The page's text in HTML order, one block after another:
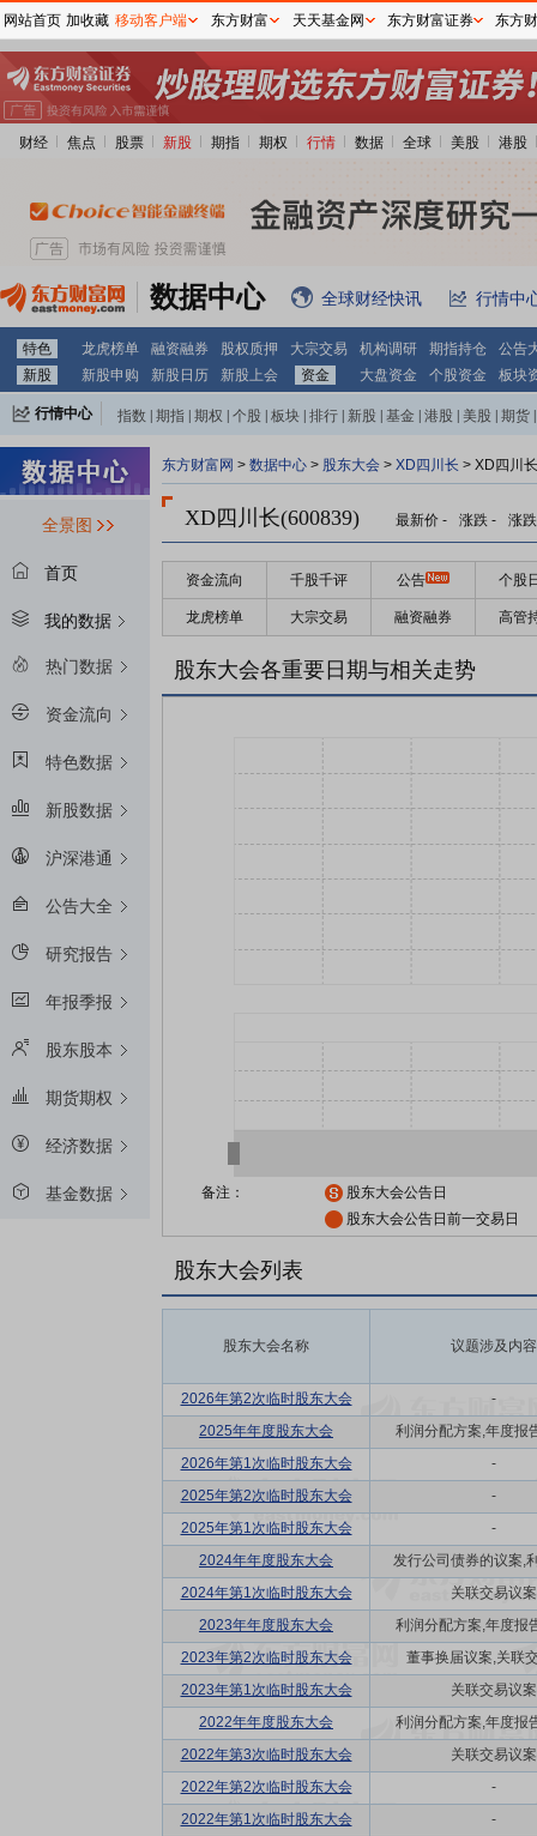
财经 焦点 股票 新股 期指 期权 行情 数据 全球 美股 港股
数据中心 全球财经快讯 行情中
特色 龙虎榜单 融资融券 股权质押 大宗交易 机构调研 期指持仓
公告
新股
新股申购 新股日历 新股上会 资金 大盘资金 个股资金 板块
行情中心 指数 期指 期权 个股 板块 排行 新股 基金 港股 美股 期货
全景图
首页
我的数据
热门数据
资金流向
特色数据
新股数据
沪深港通
公告大全
研究报告
年报季报
股东股本
期货期权
经济数据
基金数据
东方财富网 > 数据中心 > 股东大会 > XD四川长 > XD四川
XD四川长(600839) 最新价 - 涨跌 - 涨
资金流向 千股千评 公告 个股
龙虎榜单 大宗交易 融资融券 高管
股东大会各重要日期与相关走势
备注：
股东大会公告日
股东大会公告日前一交易日
股东大会列表
股东大会名称 议题涉及内容
2026年第2次临时股东大会
-
2025年年度股东大会
利润分配方案,年度报
2026年第1次临时股东大会
-
2025年第2次临时股东大会
-
2025年第1次临时股东大会
-
2024年年度股东大会
发行公司债券的议案,
2024年第1次临时股东大会
关联交易议案
2023年年度股东大会
利润分配方案,年度报
2023年第2次临时股东大会
董事换届议案,关联
2023年第1次临时股东大会
关联交易议案
2022年年度股东大会
利润分配方案,年度报
2022年第3次临时股东大会
关联交易议案
2022年第2次临时股东大会
-
2022年第1次临时股东大会
-
网站首页 加收藏 移动客户端 东方财富 天天基金网 东方财富证券 东方